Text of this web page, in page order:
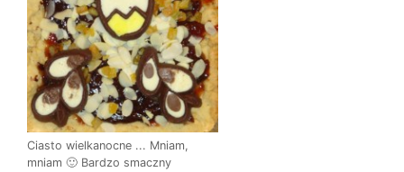
Ciasto wielkanocne ... Mniam,
mniam 🙂 Bardzo smaczny